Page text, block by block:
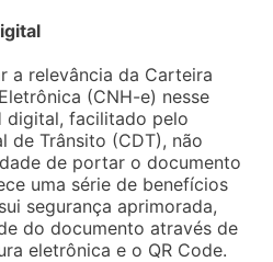
a relevância da Carteira
(CNH-e) nesse
digital, facilitado pelo
de Trânsito (CDT), não
de portar o documento
uma série de benefícios
segurança aprimorada,
do documento através de
eletrônica e o QR Code.